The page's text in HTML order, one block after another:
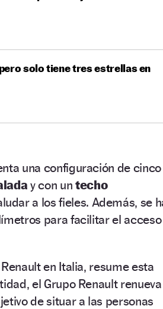
solo tiene tres estrellas en
una configuración de cinco
y con un techo
a los fieles. Además, se
para facilitar el acceso
en Italia, resume esta
el Grupo Renault renueva
de situar a las personas